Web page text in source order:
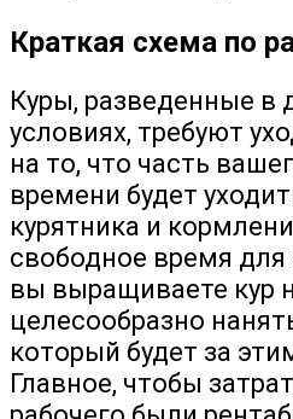
Краткая схема по
Куры, разведенные в
условиях, требуют
на то, что часть
времени будет
курятника и
свободное время
вы выращиваете кур
целесообразно
который будет за
Главное, чтобы